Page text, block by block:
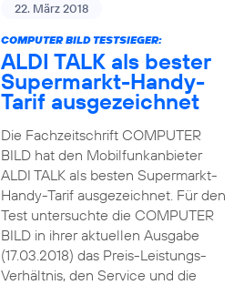
22. März 2018
COMPUTER BILD TESTSIEGER:
ALDI TALK als bester
Supermarkt-Handy-
Tarif ausgezeichnet
Die Fachzeitschrift COMPUTER
BILD hat den Mobilfunkanbieter
ALDI TALK als besten Supermarkt-
Handy-Tarif ausgezeichnet. Für den
Test untersuchte die COMPUTER
BILD in ihrer aktuellen Ausgabe
(17.03.2018) das Preis-Leistungs-
Verhältnis, den Service und die